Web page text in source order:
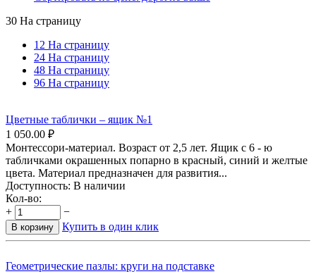
30 На страницу
12 На страницу
24 На страницу
48 На страницу
96 На страницу
Цветные таблички – ящик №1
1 050.00 ₽
Монтессори-материал. Возраст от 2,5 лет. Ящик с 6 - ю
табличками окрашенных попарно в красный, синий и желтые
цвета. Материал предназначен для развития...
Доступность: В наличии
Кол-во:
+
−
В корзину Купить в один клик
Геометрические пазлы: круги на подставке